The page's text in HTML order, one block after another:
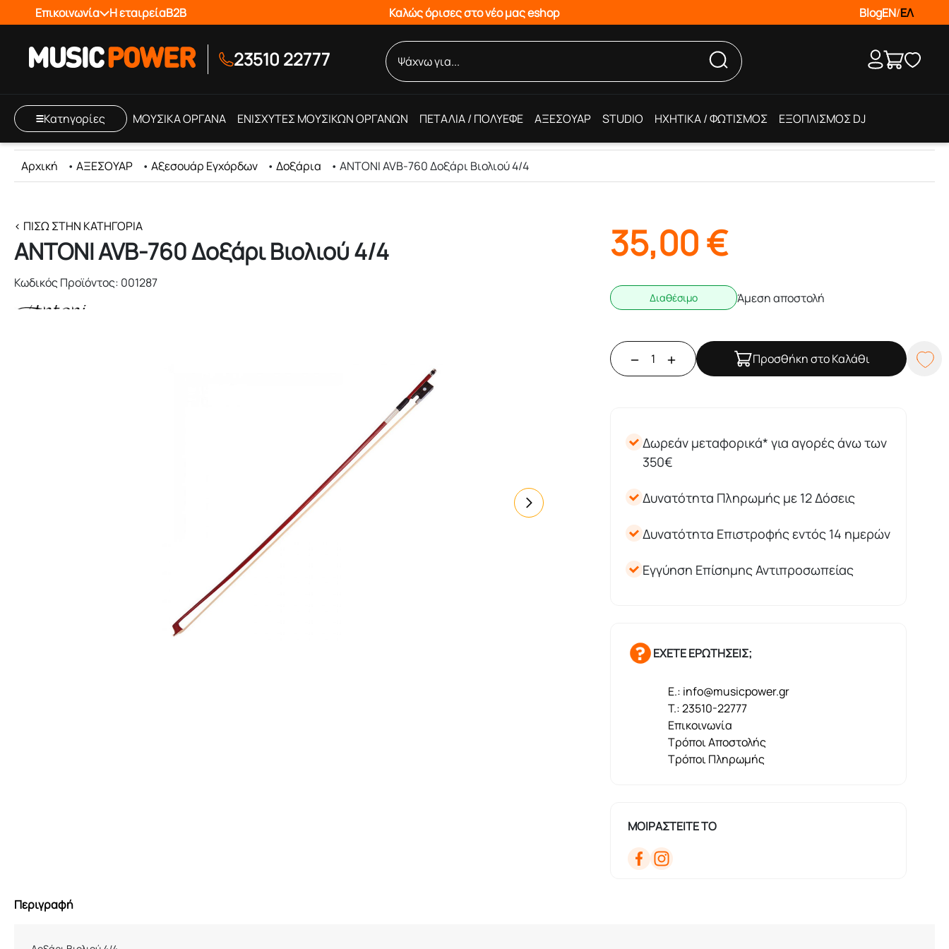
Επικοινωνία Η εταιρείαB2B Καλώς όρισες στο νέο μας eshop BlogEN/ΕΛ
23510 22777
Κατηγορίες ΜΟΥΣΙΚΑ ΟΡΓΑΝΑ ΕΝΙΣΧΥΤΕΣ ΜΟΥΣΙΚΩΝ ΟΡΓΑΝΩΝ ΠΕΤΑΛΙΑ / ΠΟΛΥΕΦΕ ΑΞΕΣΟΥΑΡ STUDIO ΗΧΗΤΙΚΑ / ΦΩΤΙΣΜΟΣ ΕΞΟΠΛΙΣΜΟΣ DJ
Αρχική • ΑΞΕΣΟΥΑΡ • Αξεσουάρ Εγχόρδων • Δοξάρια • ANTONI AVB-760 Δοξάρι Βιολιού 4/4
< ΠΊΣΩ ΣΤΗΝ ΚΑΤΗΓΟΡΊΑ
ANTONI AVB-760 Δοξάρι Βιολιού 4/4
Κωδικός Προϊόντος: 001287
35,00€
Διαθέσιμο Άμεση αποστολή
Προσθήκη στο Καλάθι
Δωρεάν μεταφορικά* για αγορές άνω των
350€
Δυνατότητα Πληρωμής με 12 Δόσεις
Δυνατότητα Επιστροφής εντός 14 ημερών
Εγγύηση Επίσημης Αντιπροσωπείας
ΕΧΕΤΕ ΕΡΩΤΗΣΕΙΣ;
E.: info@musicpower.gr
T.: 23510-22777
Επικοινωνία
Τρόποι Αποστολής
Τρόποι Πληρωμής
ΜΟΙΡΑΣΤΕΙΤΕ ΤΟ
Περιγραφή